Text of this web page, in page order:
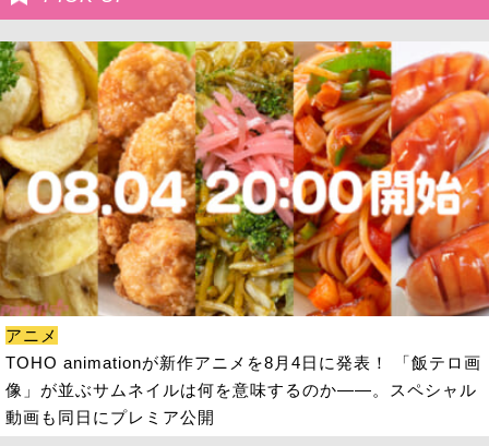
アニメ
TOHO animationが新作アニメを8月4日に発表！ 「飯テロ画
像」が並ぶサムネイルは何を意味するのか――。スペシャル
動画も同日にプレミア公開